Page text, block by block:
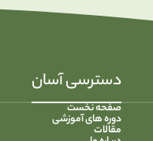
دسترسی آسان
صفحه نخست
دوره های آموزشی
مقالات